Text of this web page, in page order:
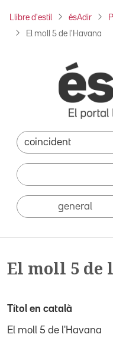
Llibre d'estil ésAdir
El moll 5 de l'Havana
general
El moll 5 de
Títol en català
El moll 5 de l'Havana